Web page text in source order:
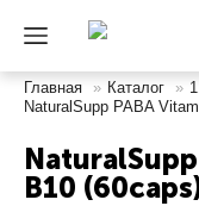
Главная » Каталог »
NaturalSupp PABA
B10